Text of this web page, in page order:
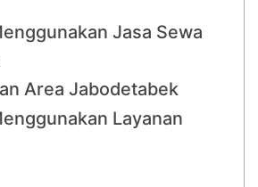
Jasa Sewa
Area Jabodetabek
Layanan